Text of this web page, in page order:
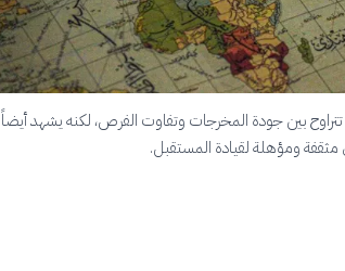
تتراوح بين جودة المخرجات وتفاوت الفرص، لكنه يشهد أيضاً
مثقفة ومؤهلة لقيادة المستقبل.